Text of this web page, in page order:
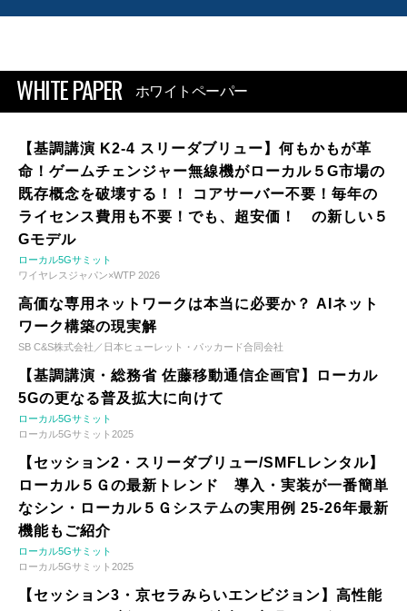
WHITE PAPER ホワイトペーパー
【基調講演 K2-4 スリーダブリュー】何もかもが革
命！ゲームチェンジャー無線機がローカル５G市場の
既存概念を破壊する！！ コアサーバー不要！毎年の
ライセンス費用も不要！でも、超安価！ の新しい５
Gモデル
ローカル5Gサミット
ワイヤレスジャパン×WTP 2026
高価な専用ネットワークは本当に必要か？ AIネット
ワーク構築の現実解
SB C&S株式会社／日本ヒューレット・パッカード合同会社
【基調講演・総務省 佐藤移動通信企画官】ローカル
5Gの更なる普及拡大に向けて
ローカル5Gサミット
ローカル5Gサミット2025
【セッション2・スリーダブリュー/SMFLレンタル】
ローカル５Ｇの最新トレンド 導入・実装が一番簡単
なシン・ローカル５Ｇシステムの実用例 25-26年最新
機能もご紹介
ローカル5Gサミット
ローカル5Gサミット2025
【セッション3・京セラみらいエンビジョン】高性能